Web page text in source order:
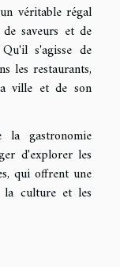
véritable régal
saveurs et de
s'agisse de
les restaurants,
ville et de son
la gastronomie
d'explorer les
qui offrent une
la culture et les